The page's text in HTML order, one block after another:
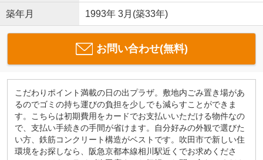
築年月 1993年 3月(築33年)
お問い合わせ(無料)
こだわりポイント満載の日の出プラザ。敷地内ごみ置き場があ
るのでゴミの持ち運びの負担を少しでも減らすことができま
す。こちらは初期費用をカードでお支払いいただける物件なの
で、支払い手続きの手間が省けます。自分好みの外観で選びた
い方、鉄筋コンクリート構造がベストです。吹田市で新しい住
環境をお探しなら、阪急京都本線相川駅近くでお求めくださ